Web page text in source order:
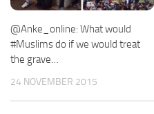
@Anke_online: What would
#Muslims do if we would treat
the grave…
24 NOVEMBER 2015